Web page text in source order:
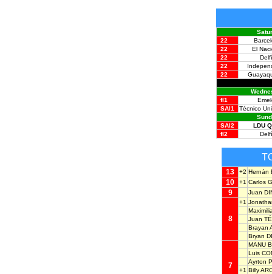
22
22
El
22
22
22
fl1
SAl1
Técnico
SAl2
LDU
fl2
13 +2 Hernán
10 +1 Carlos
9 Juan
8
+1
Juan
Brayan
Bryan
7
MANU
Luis
Ayrton
+1 Billy